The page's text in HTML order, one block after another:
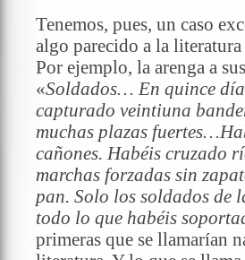
Tenemos, pues, un caso
algo parecido a la
Por ejemplo, la arenga a
«Soldados… En quince
capturado veintiuna
muchas plazas
cañones. Habéis cruzado
marchas forzadas sin
pan. Solo los soldados de
todo lo que habéis
primeras que se llamarían